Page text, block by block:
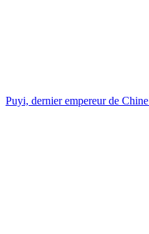
Puyi, dernier empereur de